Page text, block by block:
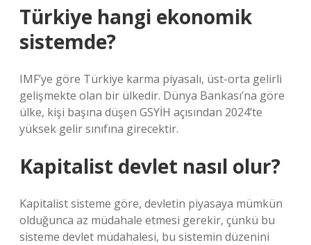
Türkiye hangi ekonomik
sistemde?
IMF’ye göre Türkiye karma piyasalı, üst-orta gelirli
gelişmekte olan bir ülkedir. Dünya Bankası’na göre
ülke, kişi başına düşen GSYİH açısından 2024’te
yüksek gelir sınıfına girecektir.
Kapitalist devlet nasıl olur?
Kapitalist sisteme göre, devletin piyasaya mümkün
olduğunca az müdahale etmesi gerekir, çünkü bu
sisteme devlet müdahalesi, bu sistemin düzenini